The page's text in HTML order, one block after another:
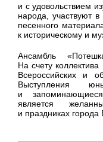
и с удовольствием
народа, участвуют
песенного
к историческому и
Ансамбль
На счету
Всероссийских и
Выступления
и
является
и праздниках города